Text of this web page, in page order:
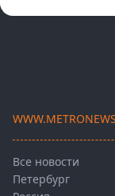
Все новости
Петербург